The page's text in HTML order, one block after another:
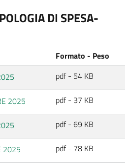
DI SPESA-
Formato - Peso
pdf - 54 KB
2025 pdf - 37 KB
pdf - 69 KB
2025 pdf - 78 KB